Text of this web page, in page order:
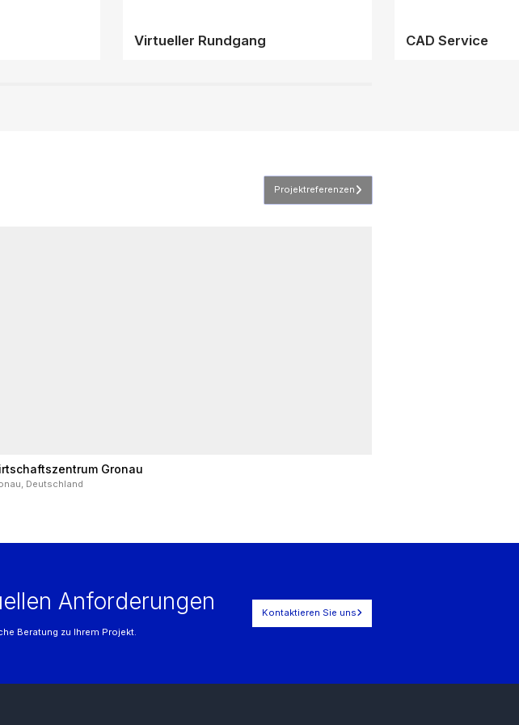
Virtueller Rundgang CAD Service
Projektreferenzen
Gronau
Deutschland
Anforderungen
Beratung zu Ihrem Projekt.
Kontaktieren Sie uns